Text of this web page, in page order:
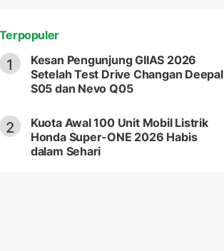
Terpopuler
1
Kesan Pengunjung GIIAS 2026
Setelah Test Drive Changan Deepal
S05 dan Nevo Q05
2
Kuota Awal 100 Unit Mobil Listrik
Honda Super-ONE 2026 Habis
dalam Sehari